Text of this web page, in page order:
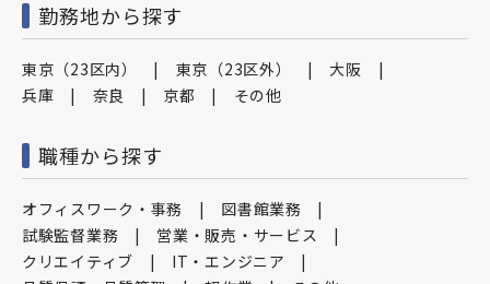
勤務地から探す
東京（23区内） 東京（23区外）
大阪
兵庫
奈良 京都 その他
職種から探す
オフィスワーク・事務
図書館業務
試験監督業務
営業・販売・サービス
クリエイティブ
IT・エンジニア